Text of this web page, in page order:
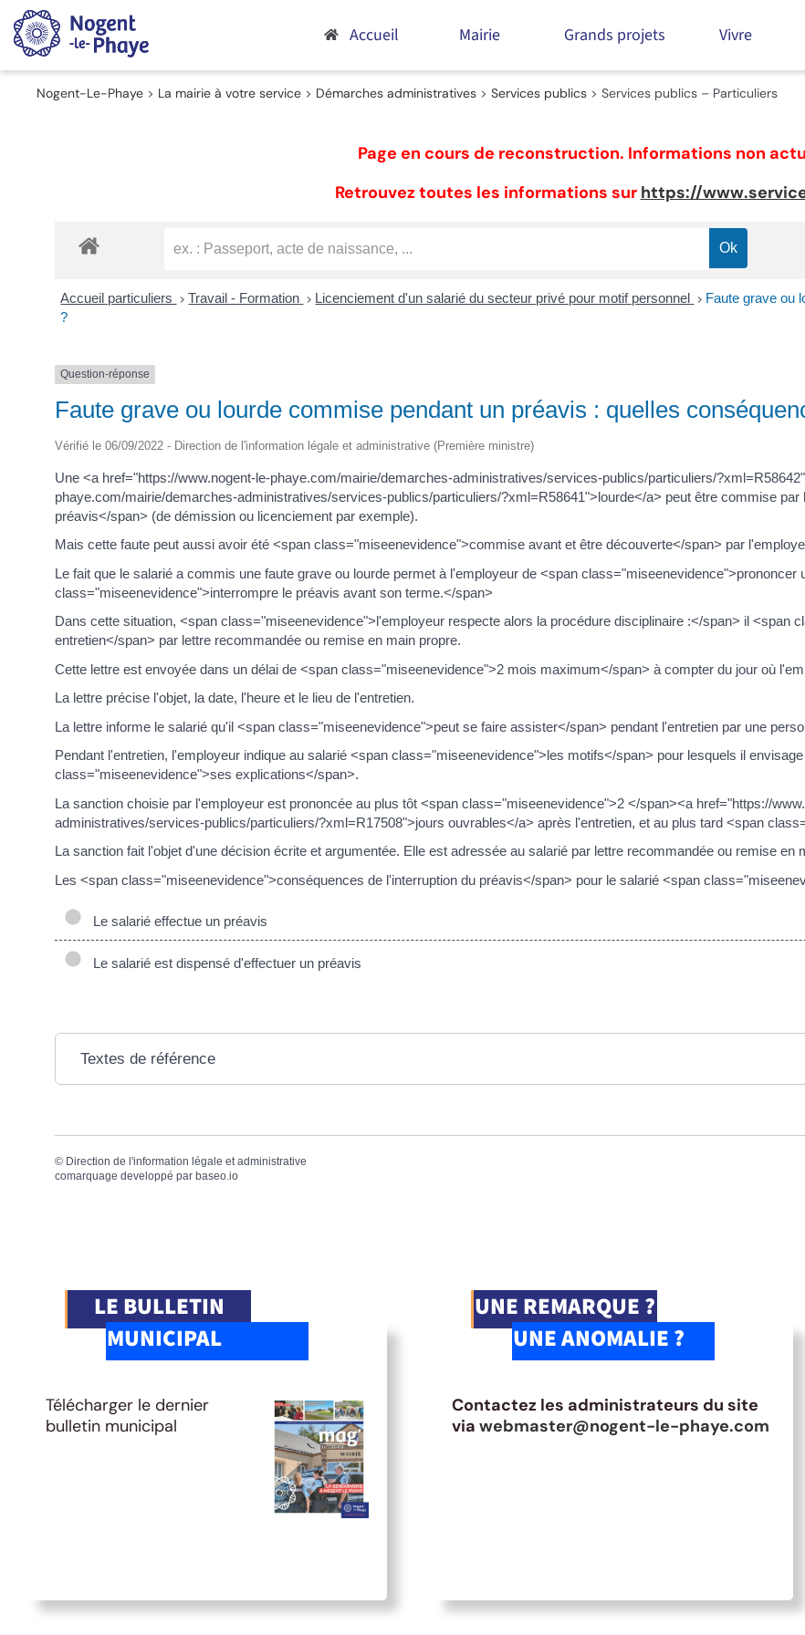
Passer
au
contenu
Accueil Mairie Grands projets Vivre
Nogent-Le-Phaye > La mairie à votre service > Démarches administratives > Services publics > Services publics – Particuliers
Page en cours de reconstruction. Informations non
Retrouvez toutes les informations sur https://
Accueil particuliers > Travail - Formation > Licenciement d'un salarié du secteur privé pour motif personnel > Faute grave ou
?
Question-réponse
Faute grave ou lourde commise pendant un préavis : quelles
Vérifié le 06/09/2022 - Direction de l'information légale et administrative (Première ministre)
Une <a href="https://www.nogent-le-phaye.com/mairie/demarches-administratives/services-publics/particuliers/
phaye.com/mairie/demarches-administratives/services-publics/particuliers/?xml=R58641">lourde</a> peut être commise
préavis</span> (de démission ou licenciement par exemple).
Mais cette faute peut aussi avoir été <span class="miseenevidence">commise avant et être découverte</span> par
Le fait que le salarié a commis une faute grave ou lourde permet à l'employeur de <span
class="miseenevidence">interrompre le préavis avant son terme.</span>
Dans cette situation, <span class="miseenevidence">l'employeur respecte alors la procédure disciplinaire :</span> il <span
entretien</span> par lettre recommandée ou remise en main propre.
Cette lettre est envoyée dans un délai de <span class="miseenevidence">2 mois maximum</span> à compter du jour où
La lettre précise l'objet, la date, l'heure et le lieu de l'entretien.
La lettre informe le salarié qu'il <span class="miseenevidence">peut se faire assister</span> pendant l'entretien par une
Pendant l'entretien, l'employeur indique au salarié <span class="miseenevidence">les motifs</span> pour lesquels il
class="miseenevidence">ses explications</span>.
La sanction choisie par l'employeur est prononcée au plus tôt <span class="miseenevidence">2 </span><a href="https://
administratives/services-publics/particuliers/?xml=R17508">jours ouvrables</a> après l'entretien, et au plus tard <span
La sanction fait l'objet d'une décision écrite et argumentée. Elle est adressée au salarié par lettre recommandée ou remise en
Les <span class="miseenevidence">conséquences de l'interruption du préavis</span> pour le salarié <span
Le salarié effectue un préavis
Le salarié est dispensé d'effectuer un préavis
Textes de référence
© Direction de l'information légale et administrative
comarquage developpé par baseo.io
LE BULLETIN
MUNICIPAL
Télécharger le dernier
bulletin municipal
UNE REMARQUE ?
UNE ANOMALIE ?
Contactez les administrateurs du site
viawebmaster@nogent-le-phaye.com